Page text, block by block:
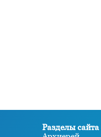
Разделы сайта